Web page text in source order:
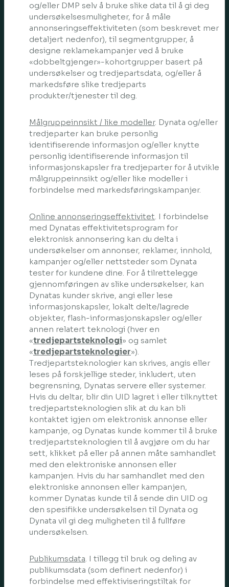
og/eller DMP selv å bruke slike data til å gi deg
undersøkelsesmuligheter, for å måle
annonseringseffektiviteten (som beskrevet mer
detaljert nedenfor), til segmentgrupper, å
designe reklamekampanjer ved å bruke
«dobbeltgjenger»-kohortgrupper basert på
undersøkelser og tredjepartsdata, og/eller å
markedsføre slike tredjeparts
produkter/tjenester til deg.
Målgruppeinnsikt / like modeller. Dynata og/eller
tredjeparter kan bruke personlig
identifiserende informasjon og/eller knytte
personlig identifiserende informasjon til
informasjonskapsler fra tredjeparter for å utvikle
målgruppeinnsikt og/eller like modeller i
forbindelse med markedsføringskampanjer.
Online annonseringseffektivitet. I forbindelse
med Dynatas effektivitetsprogram for
elektronisk annonsering kan du delta i
undersøkelser om annonser, reklamer, innhold,
kampanjer og/eller nettsteder som Dynata
tester for kundene dine. For å tilrettelegge
gjennomføringen av slike undersøkelser, kan
Dynatas kunder skrive, angi eller lese
informasjonskapsler, lokalt delte/lagrede
objekter, flash-informasjonskapsler og/eller
annen relatert teknologi (hver en
«tredjepartsteknologi» og samlet
«tredjepartsteknologier»).
Tredjepartsteknologier kan skrives, angis eller
leses på forskjellige steder, inkludert, uten
begrensning, Dynatas servere eller systemer.
Hvis du deltar, blir din UID lagret i eller tilknyttet
tredjepartsteknologien slik at du kan bli
kontaktet igjen om elektronisk annonse eller
kampanje, og Dynatas kunde kommer til å bruke
tredjepartsteknologien til å avgjøre om du har
sett, klikket på eller på annen måte samhandlet
med den elektroniske annonsen eller
kampanjen. Hvis du har samhandlet med den
elektroniske annonsen eller kampanjen,
kommer Dynatas kunde til å sende din UID og
den spesifikke undersøkelsen til Dynata og
Dynata vil gi deg muligheten til å fullføre
undersøkelsen.
Publikumsdata. I tillegg til bruk og deling av
publikumsdata (som definert nedenfor) i
forbindelse med effektiviseringstiltak for